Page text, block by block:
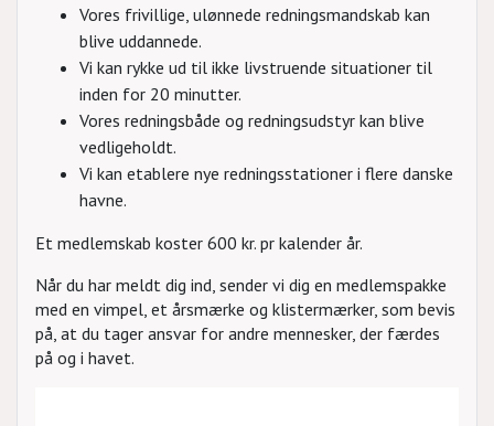
Vores frivillige, ulønnede redningsmandskab kan
blive uddannede.
Vi kan rykke ud til ikke livstruende situationer til
inden for 20 minutter.
Vores redningsbåde og redningsudstyr kan blive
vedligeholdt.
Vi kan etablere nye redningsstationer i flere danske
havne.
Et medlemskab koster 600 kr. pr kalender år.
Når du har meldt dig ind, sender vi dig en medlemspakke
med en vimpel, et årsmærke og klistermærker, som bevis
på, at du tager ansvar for andre mennesker, der færdes
på og i havet.